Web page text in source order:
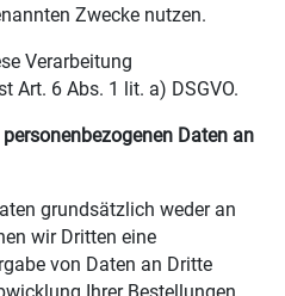
Zwecke nutzen.
Verarbeitung
Art. 6 Abs. 1 lit. a) DSGVO.
Daten an
grundsätzlich weder an
wir Dritten eine
von Daten an Dritte